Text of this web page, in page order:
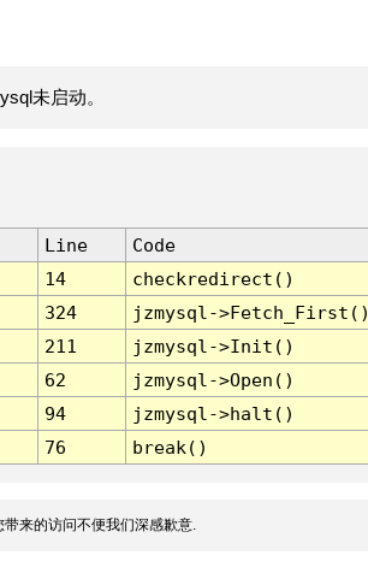
未启动。
Line
Code
14
checkredirect()
324
jzmysql-
211
jzmysql->Init()
62
jzmysql->Open()
94
jzmysql->halt()
76 break()
来的访问不便我们深感歉意.